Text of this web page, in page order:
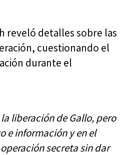
reveló detalles sobre las
cuestionando el
durante el
liberación de Gallo, pero
e información y en el
secreta sin dar